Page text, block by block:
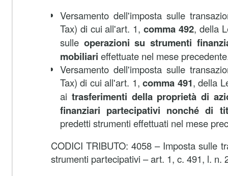
Versamento dell'imposta sulle
Tax) di cui all'art. 1, comma 492, della
sulle operazioni su strumenti
mobiliari effettuate nel mese
Versamento dell'imposta sulle
Tax) di cui all'art. 1,comma 491, della
ai trasferimenti della proprietà di
finanziari partecipativi nonché di
predetti strumenti effettuati nel mese
CODICI TRIBUTO: 4058 – Imposta sulle
strumenti partecipativi – art. 1, c. 491, l. n.